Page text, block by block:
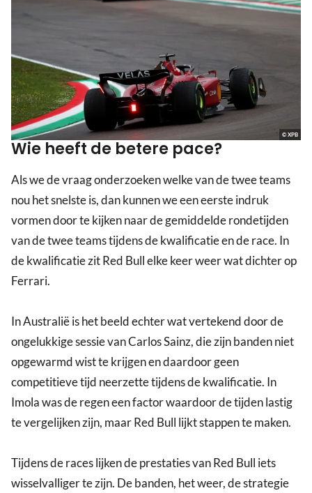
© XPB
Wie heeft de betere pace?
Als we de vraag onderzoeken welke van de twee teams
nou het snelste is, dan kunnen we een eerste indruk
vormen door te kijken naar de gemiddelde rondetijden
van de twee teams tijdens de kwalificatie en de race. In
de kwalificatie zit Red Bull elke keer weer wat dichter op
Ferrari.
In Australië is het beeld echter wat vertekend door de
ongelukkige sessie van Carlos Sainz, die zijn banden niet
opgewarmd wist te krijgen en daardoor geen
competitieve tijd neerzette tijdens de kwalificatie. In
Imola was de regen een factor waardoor de tijden lastig
te vergelijken zijn, maar Red Bull lijkt stappen te maken.
Tijdens de races lijken de prestaties van Red Bull iets
wisselvalliger te zijn. De banden, het weer, de strategie